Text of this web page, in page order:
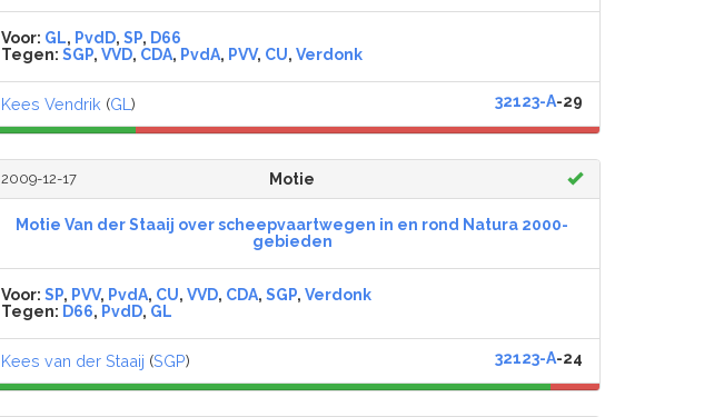
Voor: GL, PvdD, SP, D66
Tegen: SGP, VVD, CDA, PvdA, PVV, CU, Verdonk
Kees Vendrik (GL ) 32123-A-29
2009-12-17 Motie
Motie Van der Staaij over scheepvaartwegen in en rond Natura 2000-
gebieden
Voor: SP, PVV, PvdA, CU, VVD, CDA, SGP, Verdonk
Tegen: D66, PvdD, GL
Kees van der Staaij (SGP) 32123-A-24